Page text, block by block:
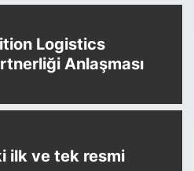
Logistics
Anlaşması
ilk ve tek resmi